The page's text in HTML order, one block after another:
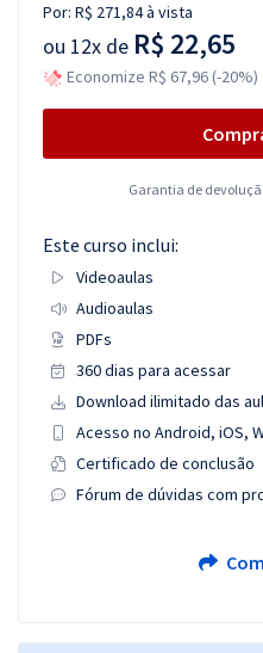
Por: R$ 271,84à vista
ou 12x de R$ 22,65
Economize R$ 67,96 (-20%)
Garantia de
Este curso inclui:
Videoaulas
Audioaulas
PDFs
360 dias para acessar
Download ilimitado das
Acesso no Android, iOS,
Certificado de conclusão
Fórum de dúvidas com